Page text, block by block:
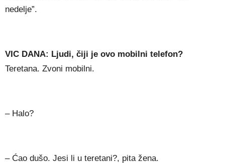
nedelje”.
VIC DANA: Ljudi, čiji je ovo mobilni telefon?
Teretana. Zvoni mobilni.
– Halo?
– Ćao dušo. Jesi li u teretani?, pita žena.